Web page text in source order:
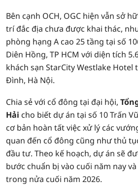
Bên cạnh OCH, OGC hiện vẫn sở
trí đắc địa chưa được khai thác,
phòng hạng A cao 25 tầng tại số
Diên Hồng, TP HCM với diện tích
khách sạn StarCity Westlake Hotel
Đình, Hà Nội.
Chia sẻ với cổ đông tại đại hội,
Hải cho biết dự án tại số 10 Trấn
cơ bản hoàn tất việc xử lý các
quan đến cổ đông cũng như thủ
đầu tư. Theo kế hoạch, dự án sẽ
bước chuẩn bị vào cuối năm nay
trong nửa cuối năm 2026.